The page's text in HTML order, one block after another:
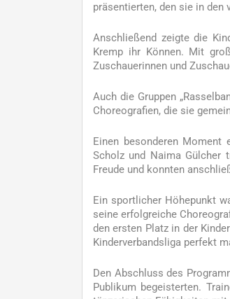
präsentierten, den sie in
Anschließend zeigte die
Kremp ihr Können. Mit
Zuschauerinnen und
Auch die Gruppen
Choreografien, die sie
Einen besonderen Moment
Scholz und Naima Gülcher
Freude und konnten
Ein sportlicher Höhepunkt
seine erfolgreiche
den ersten Platz in der
Kinderverbandsliga perfekt
Den Abschluss des
Publikum begeisterten.